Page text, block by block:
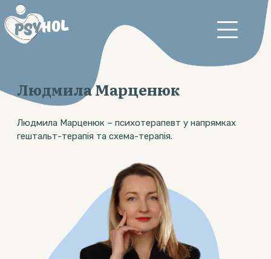
Людмила Марценюк
Людмила Марценюк – психотерапевт у напрямках
гештальт-терапія та схема-терапія.